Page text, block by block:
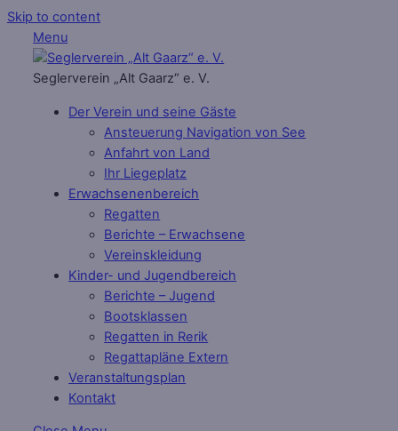
Skip to content
Menu
Seglerverein „Alt Gaarz“ e. V.
Der Verein und seine Gäste
Ansteuerung Navigation von See
Anfahrt von Land
Ihr Liegeplatz
Erwachsenenbereich
Regatten
Berichte – Erwachsene
Vereinskleidung
Kinder- und Jugendbereich
Berichte – Jugend
Bootsklassen
Regatten in Rerik
Regattapläne Extern
Veranstaltungsplan
Kontakt